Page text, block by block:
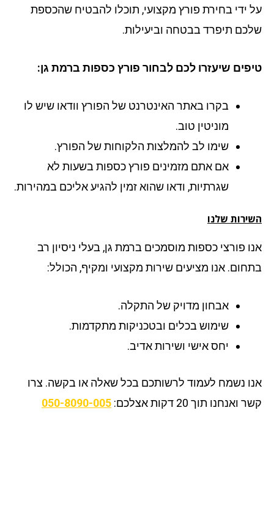
ידי בחירת פורץ מקצועי, תוכלו להבטיח שהכספת
תיפרד בבטחה וביעילות.
שיעזרו לכם לבחור פורץ כספות ברמת גן:
בקרו באתר האינטרנט של הפורץ וודאו שיש לו
מוניטין טוב.
שימו לב להמלצות הלקוחות של הפורץ.
אם אתם מזמינים פורץ כספות בשעות לא
שגרתיות, ודאו שהוא זמין להגיע אליכם במהירות.
שלנו
פורצי כספות מוסמכים ברמת גן, בעלי ניסיון רב
אנו מציעים שירות מקצועי ומקיף, הכולל:
אבחון מדויק של התקלה.
שימוש בכלים ובטכניקות מתקדמות.
יחס אישי ושירות אדיב.
נשמח לעמוד לרשותכם בכל שאלה או בקשה. צרו
תוך 20 דקות אצלכם:
050-8090-005